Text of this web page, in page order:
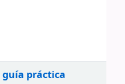
guía práctica